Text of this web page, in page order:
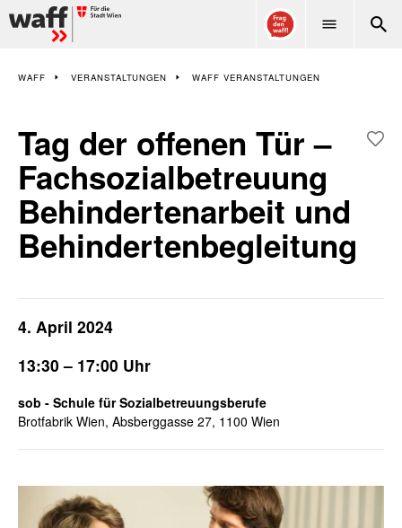
WAFF VERANSTALTUNGEN WAFF VERANSTALTUNGEN
Tag der offenen Tür –
Fachsozialbetreuung
Behindertenarbeit und
Behindertenbegleitung
4. April 2024
13:30 – 17:00 Uhr
sob - Schule für Sozialbetreuungsberufe
Brotfabrik Wien, Absberggasse 27, 1100 Wien